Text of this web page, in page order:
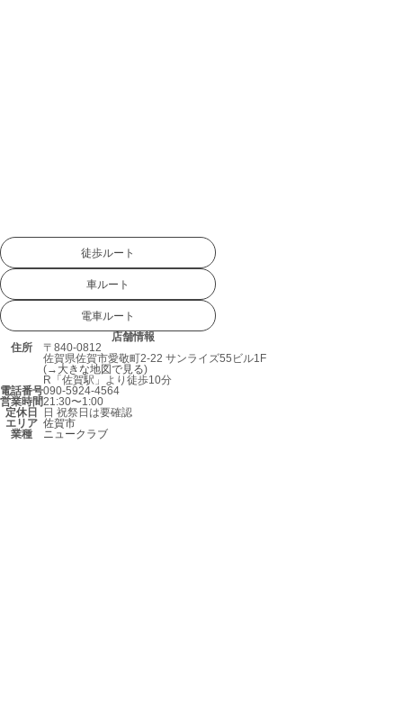
徒歩ルート
車ルート
電車ルート
店舗情報
住所
〒840-0812
佐賀県佐賀市愛敬町2-22 サンライズ55ビル1F
(→ 大きな地図で見る)
R「佐賀駅」より徒歩10分
電話番号090-5924-4564
営業時間21:30〜1:00
定休日
日 祝祭日は要確認
エリア 佐賀市
業種
ニュークラブ